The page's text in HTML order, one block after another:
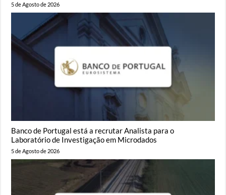
5 de Agosto de 2026
Banco de Portugal está a recrutar Analista para o
Laboratório de Investigação em Microdados
5 de Agosto de 2026